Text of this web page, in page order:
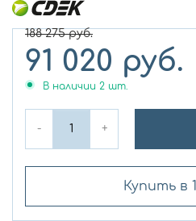
188 275руб.
91 020 руб.
В наличии 2 шт.
- +
Купить в